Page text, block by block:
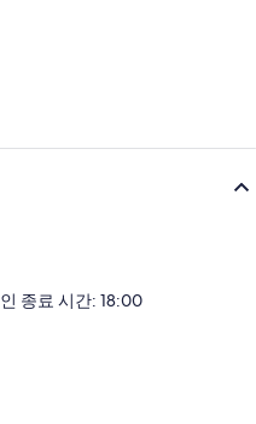
종료 시간: 18:00